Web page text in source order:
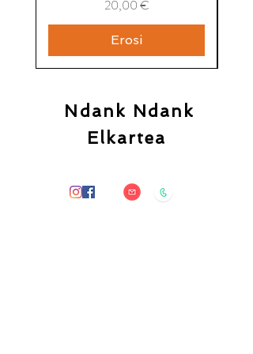
Price
20,00 €
Erosi
Ndank Ndank
Elkartea